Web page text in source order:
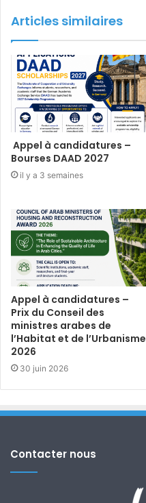
Articles similaires
Appel à candidatures –
Bourses DAAD 2027
il y a 3 semaines
Appel à candidatures –
Prix du Conseil des
ministres arabes de
l’Habitat et de l’Urbanisme
2026
30 juin 2026
Contacter nous